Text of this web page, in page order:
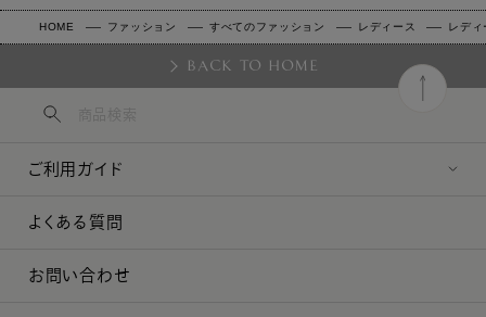
HOME ファッション すべてのファッション レディース レディ
BACK TO HOME
ご利用ガイド
よくある質問
お問い合わせ